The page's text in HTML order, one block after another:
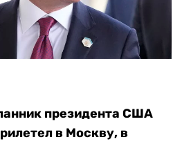
президента США
в Москву, в